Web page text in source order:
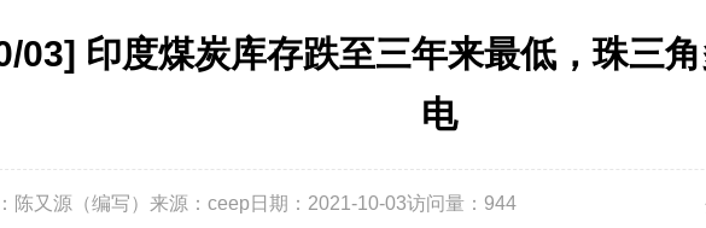
03] 印度煤炭库存跌至三年来最低，珠三
电
陈又源（编写） 来源：ceep 日期：2021-10-03访问量： 944